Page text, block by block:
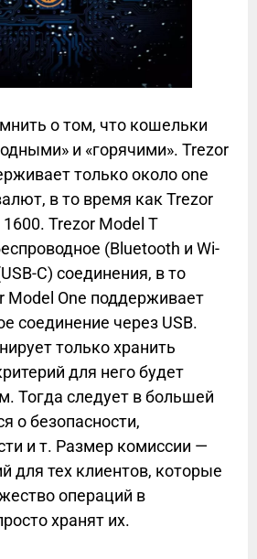
о том, что кошельки
и «горячими». Trezor
только около one
в то время как Trezor
Trezor Model T
(Bluetooth и Wi-
C) соединения, в то
Model One поддерживает
соединение через USB.
только хранить
для него будет
Тогда следует в большей
о безопасности,
и т. Размер комиссии —
для тех клиентов, которые
операций в
хранят их.